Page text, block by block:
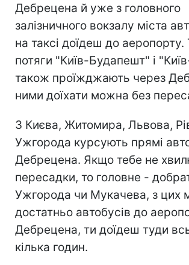
Дебрецена й уже з головного
залізничного вокзалу міста
на таксі доїдеш до аеропорту.
потяги "Київ-Будапешт" і
також проїжджають через
ними доїхати можна без
З Києва, Житомира, Львова,
Ужгорода курсують прямі
Дебрецена. Якщо тебе не
пересадки, то головне -
Ужгорода чи Мукачева, з цих
достатньо автобусів до
Дебрецена, ти доїдеш туди
кілька годин.